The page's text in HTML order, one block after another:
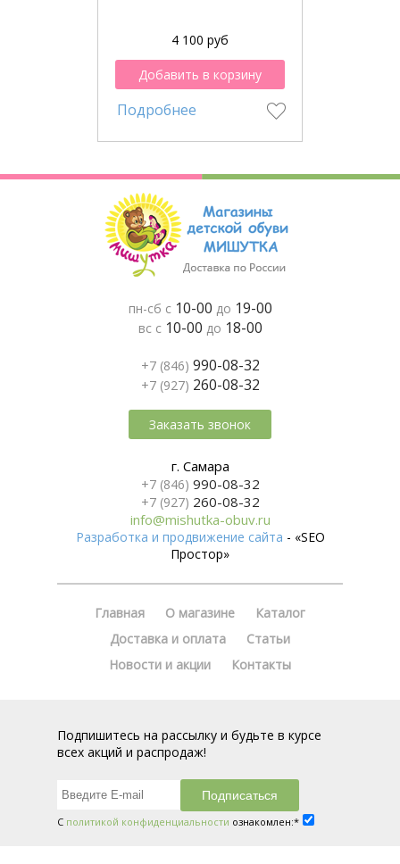
4 100 руб
Добавить в корзину
Подробнее
пн-сб с 10-00 до 19-00
вс с 10-00 до 18-00
+7 (846) 990-08-32
+7 (927) 260-08-32
Заказать звонок
г. Самара
+7 (846) 990-08-32
+7 (927) 260-08-32
info@mishutka-obuv.ru
Разработка и продвижение сайта - «SEO
Простор»
Главная О магазине
Каталог
Доставка и оплата
Статьи
Новости и акции
Контакты
Подпишитесь на рассылку и будьте в курсе
всех акций и распродаж!
С политикой конфиденциальности ознакомлен:*